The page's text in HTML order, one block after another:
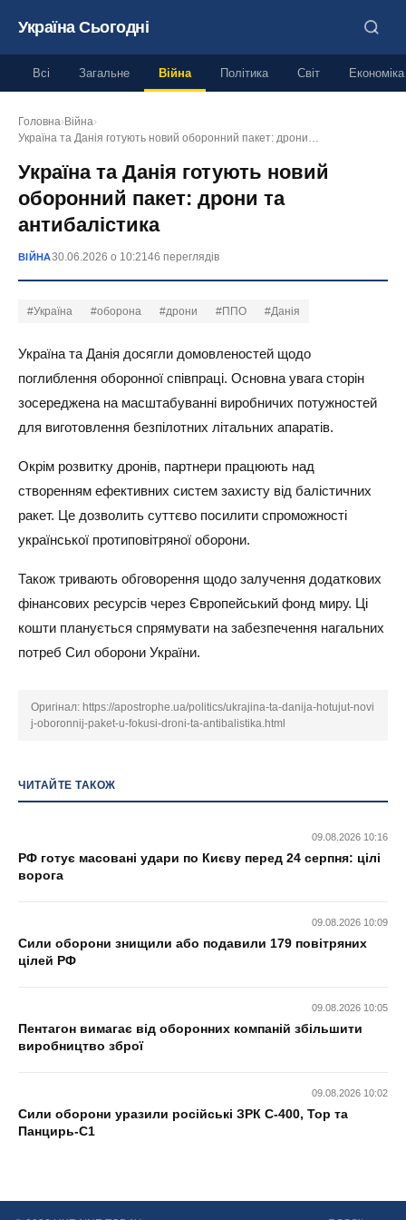
Україна Сьогодні
Всі Загальне Війна Політика Світ Економіка
Головна› Війна›
Україна та Данія готують новий оборонний пакет: дрони…
Україна та Данія готують новий
оборонний пакет: дрони та
антибалістика
ВІЙНА30.06.2026 о 10:2146 переглядів
#Україна #оборона #дрони #ППО #Данія
Україна та Данія досягли домовленостей щодо
поглиблення оборонної співпраці. Основна увага сторін
зосереджена на масштабуванні виробничих потужностей
для виготовлення безпілотних літальних апаратів.
Окрім розвитку дронів, партнери працюють над
створенням ефективних систем захисту від балістичних
ракет. Це дозволить суттєво посилити спроможності
української протиповітряної оборони.
Також тривають обговорення щодо залучення додаткових
фінансових ресурсів через Європейський фонд миру. Ці
кошти планується спрямувати на забезпечення нагальних
потреб Сил оборони України.
Оригінал: https://apostrophe.ua/politics/ukrajina-ta-danija-hotujut-novi
j-oboronnij-paket-u-fokusi-droni-ta-antibalistika.html
ЧИТАЙТЕ ТАКОЖ
09.08.2026 10:16
РФ готує масовані удари по Києву перед 24 серпня: цілі
ворога
09.08.2026 10:09
Сили оборони знищили або подавили 179 повітряних
цілей РФ
09.08.2026 10:05
Пентагон вимагає від оборонних компаній збільшити
виробництво зброї
09.08.2026 10:02
Сили оборони уразили російські ЗРК С-400, Тор та
Панцирь-С1